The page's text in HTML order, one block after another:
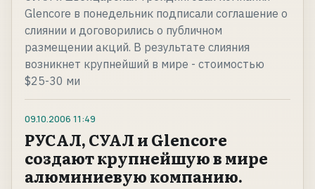
Glencore в понедельник подписали соглашение о
слиянии и договорились о публичном
размещении акций. В результате слияния
возникнет крупнейший в мире - стоимостью
$25-30 ми
09.10.2006 11:49
РУСАЛ, СУАЛ и Glencore
создают крупнейшую в мире
алюминиевую компанию.